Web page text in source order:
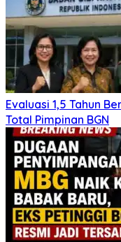
Evaluasi 1,5 Tahun
Total Pimpinan BGN